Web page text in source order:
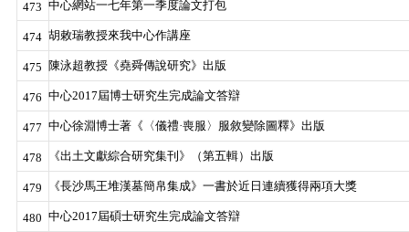
473 中心網站一七年第一季度論文打包
474 胡敕瑞教授來我中心作講座
475 陳泳超教授《堯舜傳說研究》出版
476 中心2017屆博士研究生完成論文答辯
477 中心徐淵博士著《〈儀禮·喪服〉服敘變除圖釋》出版
478 《出土文獻綜合研究集刊》（第五輯）出版
479 《長沙馬王堆漢墓簡帛集成》一書於近日連續獲得兩項大獎
480 中心2017屆碩士研究生完成論文答辯